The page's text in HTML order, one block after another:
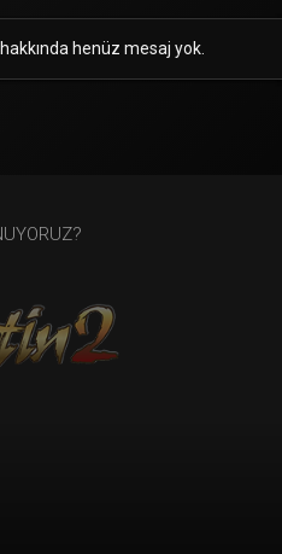
henüz mesaj yok.